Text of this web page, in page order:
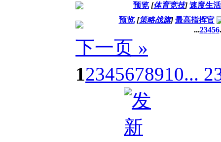
预览 [体育竞技] 速度生活
预览 [策略战旗] 最高指挥官
...23456
下一页 »
12345678910...